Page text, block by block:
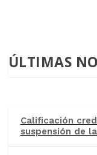
ÚLTIMAS
Calificación
suspensión de